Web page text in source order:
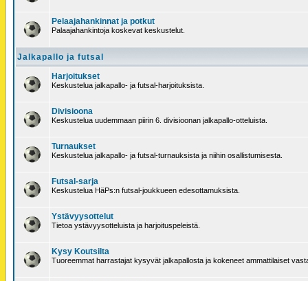
Pelaajahankinnat ja potkut
Palaajahankintoja koskevat keskustelut.
Jalkapallo ja futsal
Harjoitukset
Keskustelua jalkapallo- ja futsal-harjoituksista.
Divisioona
Keskustelua uudemmaan piirin 6. divisioonan jalkapallo-otteluista.
Turnaukset
Keskustelua jalkapallo- ja futsal-turnauksista ja niihin osallistumisesta.
Futsal-sarja
Keskustelua HäPs:n futsal-joukkueen edesottamuksista.
Ystävyysottelut
Tietoa ystävyysotteluista ja harjoituspeleistä.
Kysy Koutsilta
Tuoreemmat harrastajat kysyvät jalkapallosta ja kokeneet ammattilaiset